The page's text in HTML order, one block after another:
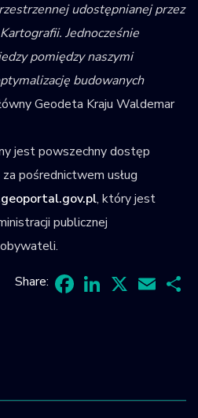
udostępnianej przez
Jednocześnie
pomiędzy naszymi
budowanych
Geodeta Kraju Waldemar
jest powszechny dostęp
pośrednictwem usług
, który jest
publicznej
Share: